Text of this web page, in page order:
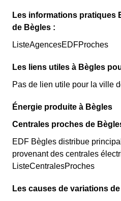
Les informations pratiques
de Bègles :
ListeAgencesEDFProches
Les liens utiles à Bègles
Pas de lien utile pour la ville
Énergie produite à Bègles
Centrales proches de
EDF Bègles distribue
provenant des centrales
ListeCentralesProches
Les causes de variations